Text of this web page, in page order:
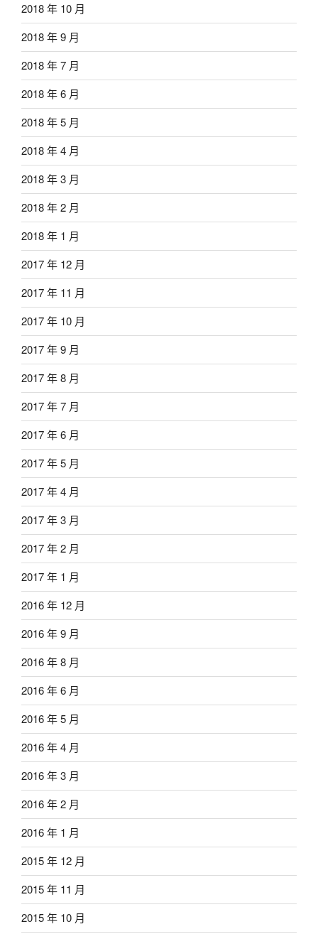
2018 年 10 月
2018 年 9 月
2018 年 7 月
2018 年 6 月
2018 年 5 月
2018 年 4 月
2018 年 3 月
2018 年 2 月
2018 年 1 月
2017 年 12 月
2017 年 11 月
2017 年 10 月
2017 年 9 月
2017 年 8 月
2017 年 7 月
2017 年 6 月
2017 年 5 月
2017 年 4 月
2017 年 3 月
2017 年 2 月
2017 年 1 月
2016 年 12 月
2016 年 9 月
2016 年 8 月
2016 年 6 月
2016 年 5 月
2016 年 4 月
2016 年 3 月
2016 年 2 月
2016 年 1 月
2015 年 12 月
2015 年 11 月
2015 年 10 月